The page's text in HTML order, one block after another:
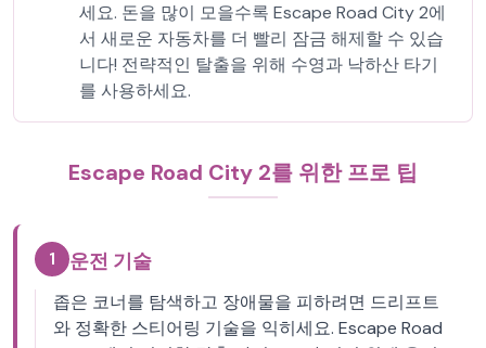
세요. 돈을 많이 모을수록 Escape Road City 2에
서 새로운 자동차를 더 빨리 잠금 해제할 수 있습
니다! 전략적인 탈출을 위해 수영과 낙하산 타기
를 사용하세요.
Escape Road City 2를 위한 프로 팁
1 운전 기술
좁은 코너를 탐색하고 장애물을 피하려면 드리프트
와 정확한 스티어링 기술을 익히세요. Escape Road